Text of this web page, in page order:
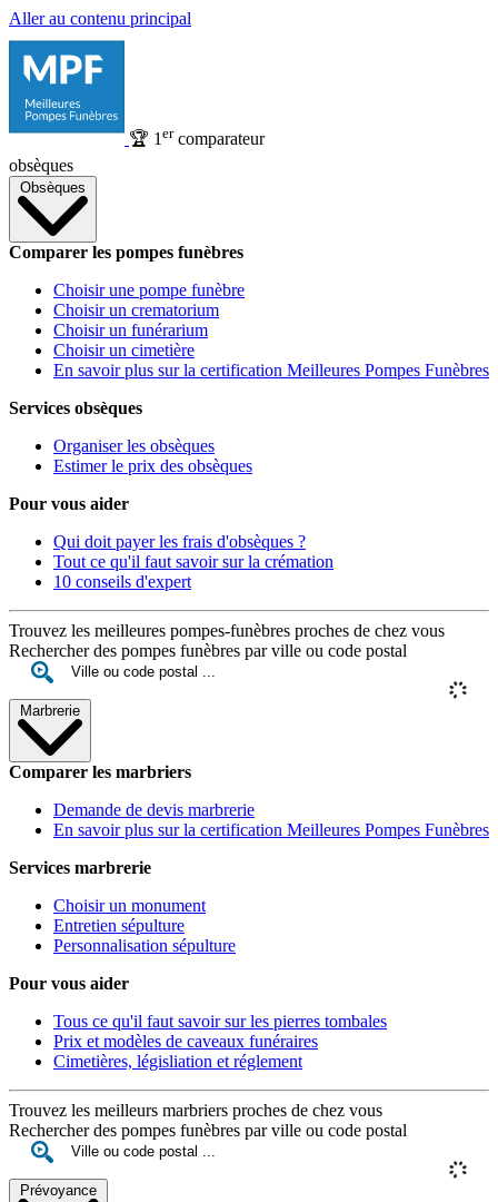
Aller au contenu principal
🏆 1 ercomparateur
obsèques
Obsèques
Comparer les pompes funèbres
Choisir une pompe funèbre
Choisir un crematorium
Choisir un funérarium
Choisir un cimetière
En savoir plus sur la certification Meilleures Pompes Funèbres
Services obsèques
Organiser les obsèques
Estimer le prix des obsèques
Pour vous aider
Qui doit payer les frais d'obsèques ?
Tout ce qu'il faut savoir sur la crémation
10 conseils d'expert
Trouvez les meilleures pompes-funèbres proches de chez vous
Rechercher des pompes funèbres par ville ou code postal
Marbrerie
Comparer les marbriers
Demande de devis marbrerie
En savoir plus sur la certification Meilleures Pompes Funèbres
Services marbrerie
Choisir un monument
Entretien sépulture
Personnalisation sépulture
Pour vous aider
Tous ce qu'il faut savoir sur les pierres tombales
Prix et modèles de caveaux funéraires
Cimetières, législiation et réglement
Trouvez les meilleurs marbriers proches de chez vous
Rechercher des pompes funèbres par ville ou code postal
Prévoyance